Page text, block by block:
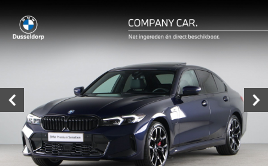
Delen
Prijs € 61.450,-
Maandprijs € 657,98
Offerte aanvraag